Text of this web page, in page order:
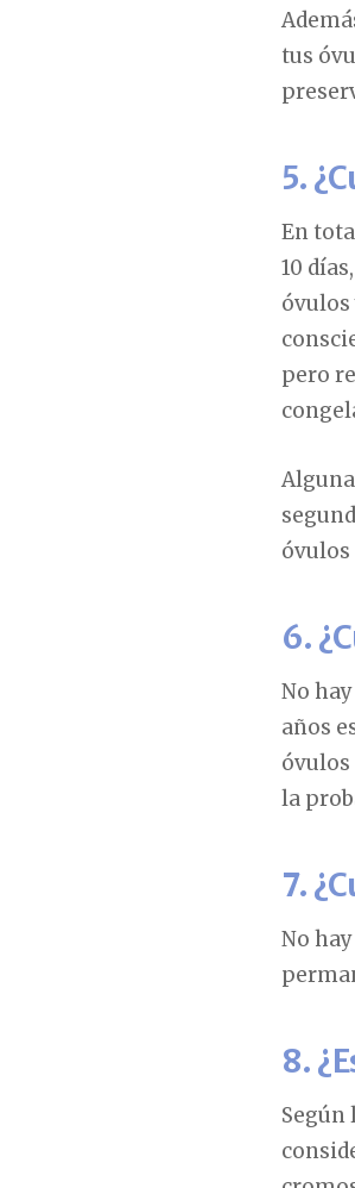
tus
5.
En
10
óvulos
pero
óvulos
6.
No
años
óvulos
la
7.
No
8.
Según